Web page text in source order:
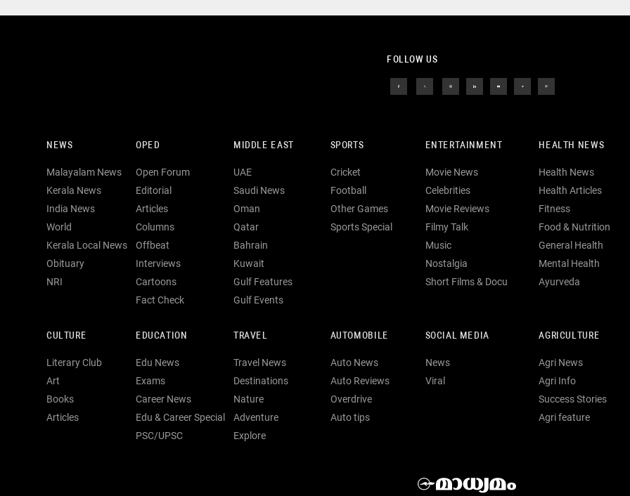
FOLLOW US
NEWS
Malayalam News
Kerala News
India News
World
Kerala Local News
Obituary
NRI
OPED
Open Forum
Editorial
Articles
Columns
Offbeat
Interviews
Cartoons
Fact Check
MIDDLE EAST
UAE
Saudi News
Oman
Qatar
Bahrain
Kuwait
Gulf Features
Gulf Events
SPORTS
Cricket
Football
Other Games
Sports Special
ENTERTAINMENT
Movie News
Celebrities
Movie Reviews
Filmy Talk
Music
Nostalgia
Short Films & Docu
HEALTH NEWS
Health News
Health Articles
Fitness
Food & Nutrition
General Health
Mental Health
Ayurveda
CULTURE
Literary Club
Art
Books
Articles
EDUCATION
Edu News
Exams
Career News
Edu & Career Special
PSC/UPSC
TRAVEL
Travel News
Destinations
Nature
Adventure
Explore
AUTOMOBILE
Auto News
Auto Reviews
Overdrive
Auto tips
SOCIAL MEDIA
News
Viral
AGRICULTURE
Agri News
Agri Info
Success Stories
Agri feature